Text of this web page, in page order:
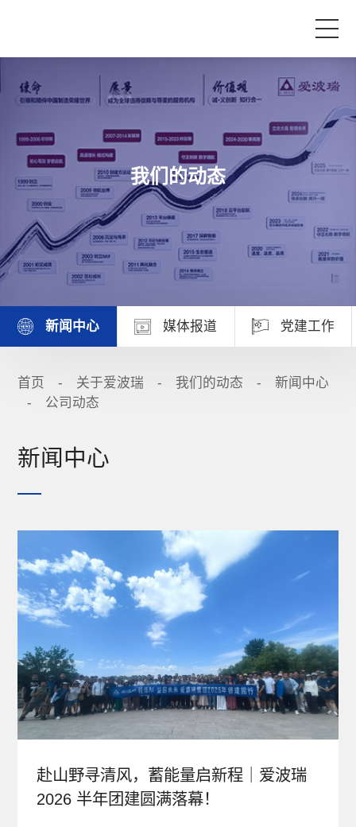
首页
产品与服务
品牌活动
案例中心
关于爱波瑞
我们的动态
新闻中心 媒体报道 党建工作
新闻中心
首页 - 关于爱波瑞 - 我们的动态 -
新闻中心
-
公司动态
赴山野寻清风，蓄能量启新程｜爱波瑞
2026 半年团建圆满落幕！